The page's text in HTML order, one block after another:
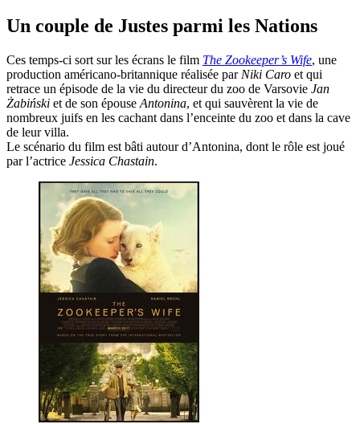
Un couple de Justes parmi les Nations
Ces temps-ci sort sur les écrans le film The Zookeeper’s Wife, une
production américano-britannique réalisée par Niki Caro et qui
retrace un épisode de la vie du directeur du zoo de Varsovie Jan
Żabiński et de son épouse Antonina, et qui sauvèrent la vie de
nombreux juifs en les cachant dans l’enceinte du zoo et dans la cave
de leur villa.
Le scénario du film est bâti autour d’Antonina, dont le rôle est joué
par l’actrice Jessica Chastain.